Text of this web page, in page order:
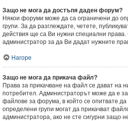
Защо не мога да достъпя даден форум?
Някои форуми може да са ограничени до
групи. За да разглеждате, четете,
действия ще са Ви нужни специални
администратор за да Ви дадат нужните
Нагоре
Защо не мога да прикача файл?
Права за прикачване на файл се дават на
потребител. Администраторът може да е
файлове за форума, в който се опитвате да
определени групи могат да прикачват
администратора, ако не сте сигурни защо